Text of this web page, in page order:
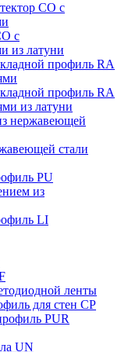
СО с
с
из латуни
профиль RА
профиль RА
из латуни
нержавеющей
стали
PU
из
LI
ленты
для стен CP
PUR
UN